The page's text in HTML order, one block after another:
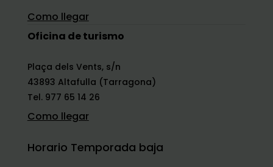
Como llegar
Oficina de turismo
Plaça dels Vents, s/n
43893 Altafulla (Tarragona)
Tel. 977 65 14 26
Como llegar
Horario Temporada baja